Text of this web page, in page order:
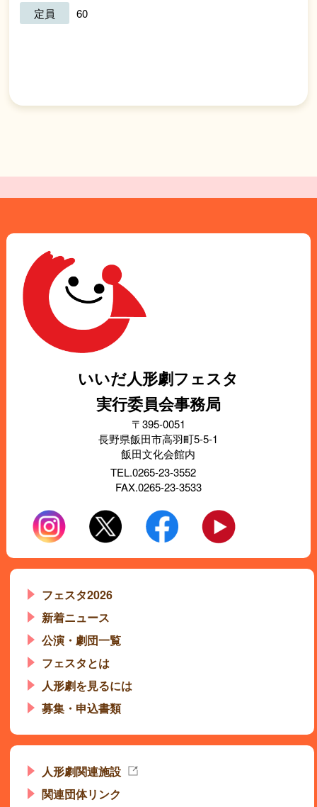
定員 60
いいだ人形劇フェスタ
実行委員会事務局
〒395-0051
長野県飯田市高羽町5-5-1
飯田文化会館内
TEL.0265-23-3552
FAX.0265-23-3533
フェスタ2026
新着ニュース
公演・劇団一覧
フェスタとは
人形劇を見るには
募集・申込書類
人形劇関連施設
関連団体リンク